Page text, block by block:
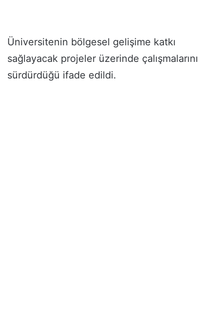
Üniversitenin bölgesel gelişime katkı
sağlayacak projeler üzerinde çalışmalarını
sürdürdüğü ifade edildi.